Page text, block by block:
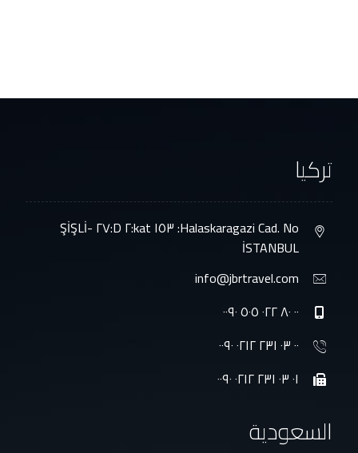
تركيا
Halaskaragazi Cad. No: ١٥٣ kat:٢ D:٢٧ ŞİŞLİ-
İSTANBUL
info@jbrtravel.com
٠٠ ٨٠ ٠٢٢ ٥٠٥ ٠٠٩٠
٠٠ ٠٣ ٢٣١ ٠٢١٢ ٠٠٩٠
٠١ ٠٣ ٢٣١ ٠٢١٢ ٠٠٩٠
السعودية